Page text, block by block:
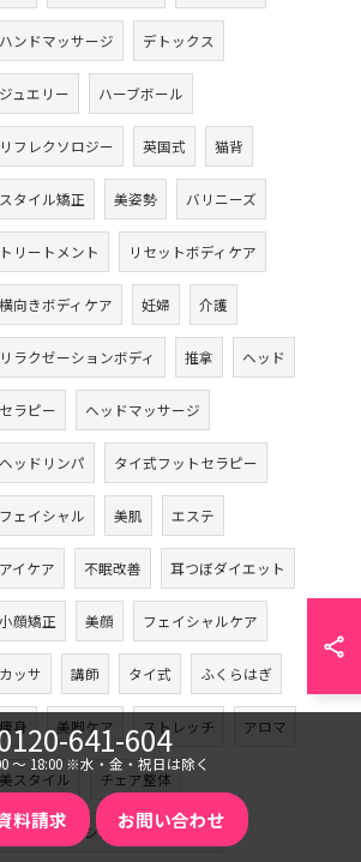
ハンドマッサージ デトックス
ジュエリー ハーブボール
リフレクソロジー 英国式 猫背
スタイル矯正 美姿勢 バリニーズ
トリートメント リセットボディケア
横向きボディケア 妊婦 介護
リラクゼーションボディ 推拿 ヘッド
セラピー ヘッドマッサージ
ヘッドリンパ タイ式フットセラピー
フェイシャル 美肌 エステ
アイケア 不眠改善 耳つぼダイエット
小顔矯正 美顔 フェイシャルケア
カッサ 講師 タイ式 ふくらはぎ
痩身 美脚ケア ストレッチ アロマ
美スタイル チェア整体
スウェディッシュトリートメント
641-604
〜 18:00 ※水・金・祝日は除く
料請求 お問い合わせ